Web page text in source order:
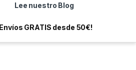
Lee nuestro Blog
GRATIS desde 50€!